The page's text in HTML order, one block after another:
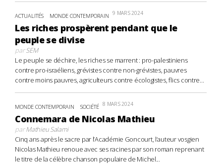
ACTUALITÉS MONDE CONTEMPORAIN 9 MARS 2024
Les riches prospèrent pendant que le
peuple se divise
parSEM
Le peuple se déchire, les riches se marrent : pro-palestiniens
contre pro-israéliens, grévistes contre non-grévistes, pauvres
contre moins pauvres, agriculteurs contre écologistes, flics contre...
MONDE CONTEMPORAIN SOCIÉTÉ 8 MARS 2024
Connemara de Nicolas Mathieu
parMathieu Salami
Cinq ans après le sacre par l’Académie Goncourt, l’auteur vosgien
Nicolas Mathieu renoue avec ses racines par son roman reprenant
le titre de la célèbre chanson populaire de Michel...